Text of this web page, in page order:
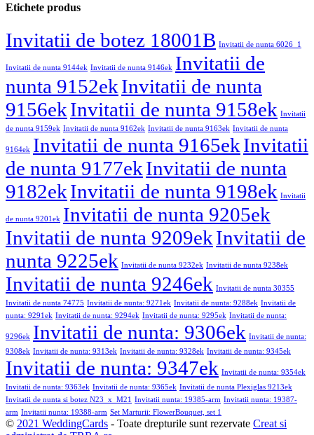
Etichete produs
Invitatii de botez 18001B Invitatii de nunta 6026_1
Invitatii de nunta 9144ek Invitatii de nunta 9146ek Invitatii de
nunta 9152ekInvitatii de nunta
9156ekInvitatii de nunta 9158ek Invitatii
de nunta 9159ek Invitatii de nunta 9162ek Invitatii de nunta 9163ek Invitatii de nunta
9164ek Invitatii de nunta 9165ekInvitatii
de nunta 9177ekInvitatii de nunta
9182ekInvitatii de nunta 9198ek Invitatii
de nunta 9201ek Invitatii de nunta 9205ek
Invitatii de nunta 9209ekInvitatii de
nunta 9225ek Invitatii de nunta 9232ek Invitatii de nunta 9238ek
Invitatii de nunta 9246ek Invitatii de nunta 30355
Invitatii de nunta 74775 Invitatii de nunta: 9271ek Invitatii de nunta: 9288ek Invitatii de
nunta: 9291ek Invitatii de nunta: 9294ek Invitatii de nunta: 9295ek Invitatii de nunta:
9296ek Invitatii de nunta: 9306ek Invitatii de nunta:
9308ek Invitatii de nunta: 9313ek Invitatii de nunta: 9328ek Invitatii de nunta: 9345ek
Invitatii de nunta: 9347ek Invitatii de nunta: 9354ek
Invitatii de nunta: 9363ek Invitatii de nunta: 9365ek Invitatii de nunta Plexiglas 9213ek
Invitatii de nunta si botez N23_x_M21 Invitatii nunta: 19385-arm Invitatii nunta: 19387-
arm Invitatii nunta: 19388-arm Set Marturii: FlowerBouquet, set 1
© 2021 WeddingCards - Toate drepturile sunt rezervate Creat si